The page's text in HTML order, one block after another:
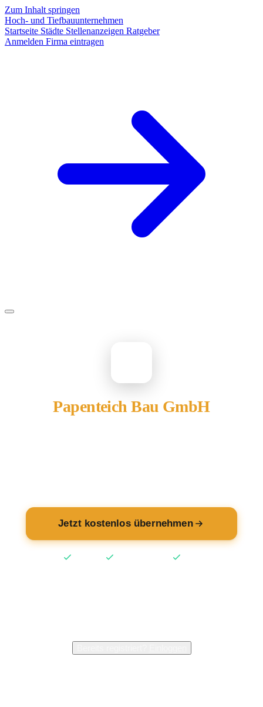
Zum Inhalt springen
Hoch- und Tiefbauunternehmen
Startseite Städte Stellenanzeigen Ratgeber
Anmelden Firma eintragen
Papenteich Bau GmbH
Jetzt kostenlos übernehmen